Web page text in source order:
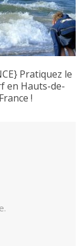
Pratiquez le
en Hauts-de-
France !